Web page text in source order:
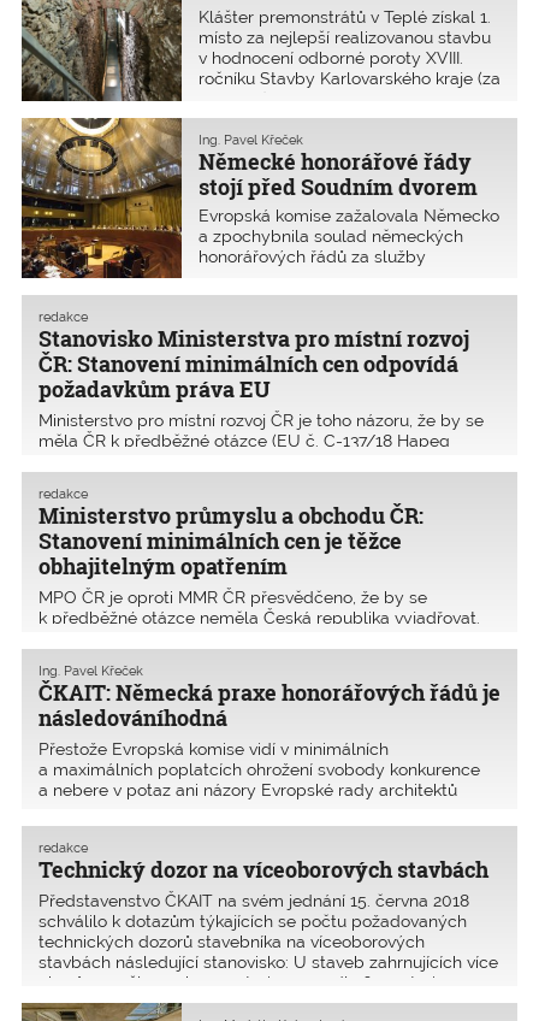
se mě ptal místní obchodník, proč se
náš vysoký funkcionář neporadí, když
jede na návštěvu do cizí země, jaký
dar věnovat hostiteli. Ten náš
se značkou Baťa. Jenomže dát boty
komukoliv v této oblasti znamená
obrovskou urážku. Hledal jsem k tomu
informace na internetu, nic jsem však
nenašel. Ten, kdo mi to vyprávěl, se na
Dálném východě pohybuje už
dlouho.Možná se ptáte, proč tento
úvod. Vždy mne mrzí, když Česká
lidem vzhůru, je sražena na kolena
buranstvím či nafoukaností. Jak máme
dosáhnout konsensu mezi sebou, když
se jeden politik přetlačuje s jinými
jenom pro svůj osobní prospěch?
Klášter premonstrátů v Teplé získal 1.
místo za nejlepší realizovanou stavbu
v hodnocení odborné poroty XVIII.
ročníku Stavby Karlovarského kraje (za
rok 2016). Byl založen kolem roku 1193
českým šlechticem Hroznatou. Jeho
dnešní podobu výrazně ovlivnila
barokní přestavba,
Německé honorářové řády
stojí před Soudním dvorem
EU
Ing. Pavel Křeček
Evropská komise zažalovala Německo
a zpochybnila soulad německých
honorářových řádů za služby
směrnicí o službách a podala
předběžnou otázku. Ministerstvo pro
místní rozvoj ČR a profesní organizace
ČKAIT a ČKA podpořily existenci
závazných honorářů. Ministerstvo
průmyslu a obchodu jejich existenci
naopak zpochybnilo.
Stanovisko Ministerstva pro místní rozvoj
ČR: Stanovení minimálních cen odpovídá
požadavkům práva EU
redakce
Ministerstvo pro místní rozvoj ČR je toho názoru, že by se
měla ČR k předběžné otázce (EU č. C-137/18 Hapeg
které má v gesci. V souvislosti s touto pr
Ministerstvo průmyslu a obchodu ČR:
Stanovení minimálních cen je těžce
obhajitelným opatřením
redakce
MPO ČR je oproti MMR ČR přesvědčeno, že by se
k předběžné otázce neměla Česká republika vyjadřovat.
vnitřním trhu kloní k restriktivnímu výkladu čl. 15 odst. 3 s
ČKAIT: Německá praxe honorářových řádů je
následováníhodná
Ing. Pavel Křeček
Přestože Evropská komise vidí v minimálních
a maximálních poplatcích ohrožení svobody konkurence
a nebere v potaz ani názory Evropské rady architektů
skutečnosti žádnou překážku na trhu ani pro architekty
a inženýry ze z
Technický dozor na víceoborových stavbách
redakce
Představenstvo ČKAIT na svém jednání 15. června 2018
schválilo k dotazům týkajících se počtu požadovaných
technických dozorů stavebníka na víceoborových
stavbách následující stanovisko: U staveb zahrnujících více
oborů – myšleno obory autorizace podle § 5 autoriza